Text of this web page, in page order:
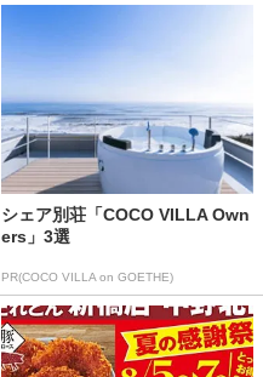
シェア別荘「COCO VILLA Own
ers」3選
PR(COCO VILLA on GOETHE)